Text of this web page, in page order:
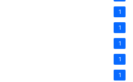
1
1
1
1
1